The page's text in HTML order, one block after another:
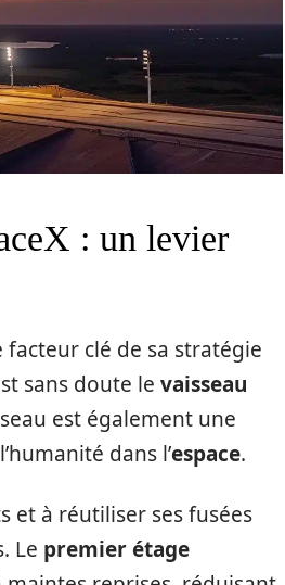
: un levier
clé de sa stratégie
sans doute le vaisseau
est également une
dans l’espace.
et à réutiliser ses fusées
Le premier étage